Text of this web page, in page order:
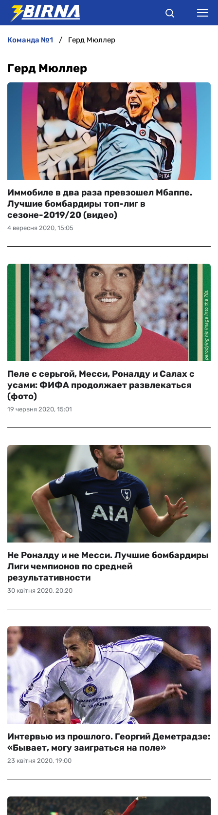
АНАЛІТИКА
ІНТЕРВ'Ю
БУКМЕКЕРИ
команда №1 Герд Мюллер
Герд Мюллер
4 вересня 2020, 15:05
Иммобиле в два раза превзошел Мбаппе.
Лучшие бомбардиры топ-лиг в
сезоне-2019/20 (видео)
19 червня 2020, 15:01
Пеле с серьгой, Месси, Роналду и Салах с
усами: ФИФА продолжает развлекаться
(фото)
30 квітня 2020, 20:20
Не Роналду и не Месси. Лучшие бомбардиры
Лиги чемпионов по средней
результативности
23 квітня 2020, 19:00
Интервью из прошлого. Георгий Деметрадзе:
«Бывает, могу заиграться на поле»